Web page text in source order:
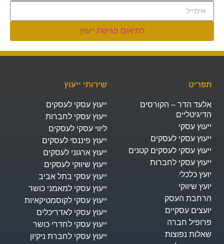
לתיאום פגישת ייעוץ
תפריט
אלעד הדר – הקורסים
הדיגיטליים
ייעוץ עסקי
ייעוץ עסקי לעסקים
ייעוץ עסקי לעסקים קטנים
ייעוץ עסקי לחברות
יועץ כלכלי
יועץ שיווקי
הרחבת העסק​
יועצים עסקיים
פרופיל חברה
שאלות נפוצות
שירותי ייעוץ
ייעוץ עסקי לעסקים
ייעוץ עסקי לחברות
ליווי עסקי לעסקים
ייעוץ פיננסי לעסקים
ייעוץ ארגוני לעסקים
ייעוץ שיווקי לעסקים
ייעוץ עסקי בתל אביב
ייעוץ עסקי למאמני כושר
ייעוץ עסקי לקוסמטיקאיות
ייעוץ עסקי לאדריכלים
ייעוץ עסקי לחדרי כושר
ייעוץ עסקי לחברת ניקיון